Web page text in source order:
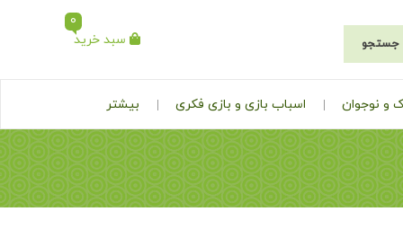
جستجو سبد خرید
0
و نوجوان اسباب بازی و بازی فکری بیشتر